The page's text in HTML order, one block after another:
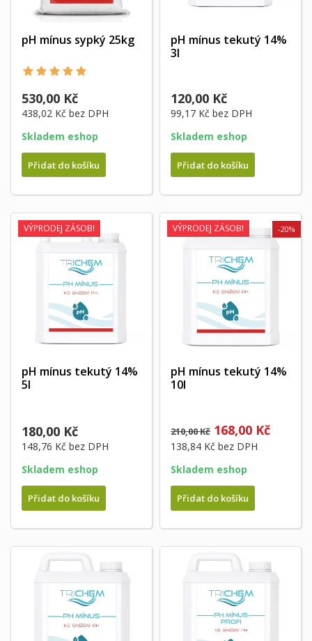
pH mínus sypký 25kg
530,00 Kč
438,02 Kč bez DPH
Skladem eshop
Přidat do košíku
pH mínus tekutý 14%
3l
120,00 Kč
99,17 Kč bez DPH
Skladem eshop
Přidat do košíku
VÝPRODEJ ZÁSOB!
pH mínus tekutý 14%
5l
180,00 Kč
148,76 Kč bez DPH
Skladem eshop
Přidat do košíku
VÝPRODEJ ZÁSOB!
pH mínus tekutý 14%
10l
210,00 Kč
-20%
168,00 Kč
138,84 Kč bez DPH
Skladem eshop
Přidat do košíku